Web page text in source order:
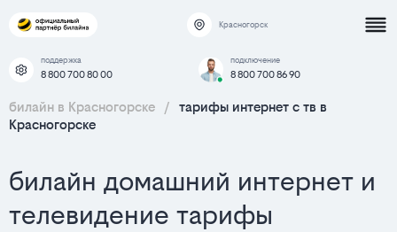
Красногорск
поддержка
8 800 700 80 00
подключение
8 800 700 86 90
билайн в Красногорске /
тарифы интернет c тв в
Красногорске
билайн домашний интернет и
телевидение тарифы